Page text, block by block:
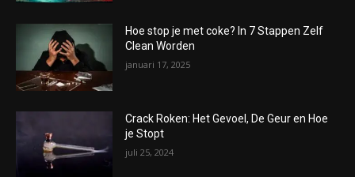
Hoe stop je met coke? In 7 Stappen Zelf
Clean Worden
januari 17, 2025
Crack Roken: Het Gevoel, De Geur en Hoe
je Stopt
juli 25, 2024